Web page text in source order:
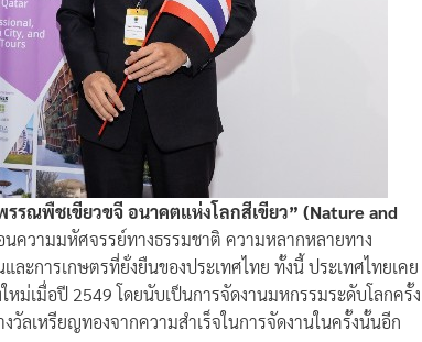
รณพืชเขียวขจี อนาคตแห่งโลกสีเขียว” (Nature and
ความมหัศจรรย์ทางธรรมชาติ ความหลากหลายทาง
ะการเกษตรที่ยั่งยืนของประเทศไทย ทั้งนี้ ประเทศไทยเคย
ม่เมื่อปี 2549 โดยนับเป็นการจัดงานมหกรรมระดับโลกครั้ง
วัลเหรียญทองจากความสำเร็จในการจัดงานในครั้งนั้นอีก